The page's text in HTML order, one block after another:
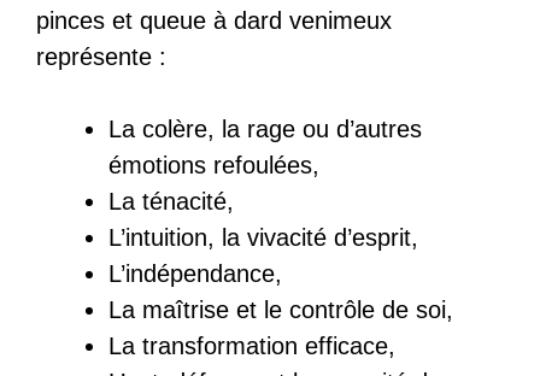
pinces et queue à dard venimeux
représente :
La colère, la rage ou d’autres
émotions refoulées,
La ténacité,
L’intuition, la vivacité d’esprit,
L’indépendance,
La maîtrise et le contrôle de soi,
La transformation efficace,